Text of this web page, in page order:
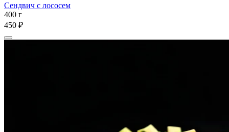
Сендвич с лососем
400 г
450 ₽